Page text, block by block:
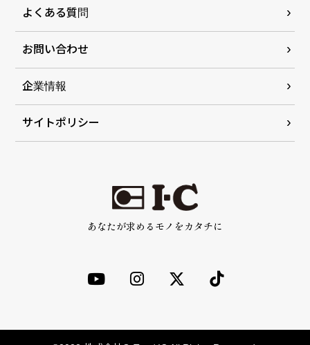
あなたが求めるモノをカタチに
よくある質問
お問い合わせ
企業情報
サイトポリシー